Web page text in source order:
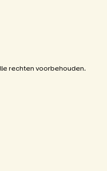
rechten voorbehouden.